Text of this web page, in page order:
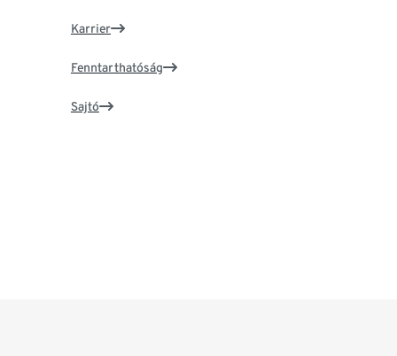
Karrier
Fenntarthatóság
Sajtó